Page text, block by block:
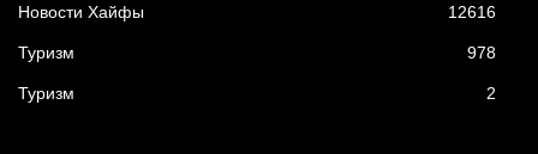
Новости Хайфы 12616
Туризм 978
Туризм 2